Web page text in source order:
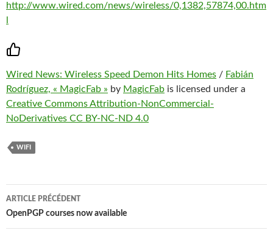
http://www.wired.com/news/wireless/0,1382,57874,00.htm
Wired News: Wireless Speed Demon Hits Homes / Fabián
Rodríguez, « MagicFab » by MagicFab is licensed under a
Creative Commons Attribution-NonCommercial-
NoDerivatives CC BY-NC-ND 4.0
WIFI
Navigation
des
ARTICLE PRÉCÉDENT
OpenPGP courses now available